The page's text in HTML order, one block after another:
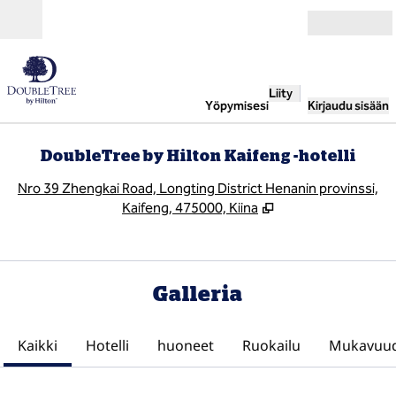
Yöpymisesi
Liity
Kirjaudu sisään
DoubleTree by Hilton Kaifeng -hotelli
Nro 39 Zhengkai Road, Longting District Henanin provinssi,
Kaifeng, 475000, Kiina
Galleria
Kaikki Hotelli huoneet Ruokailu